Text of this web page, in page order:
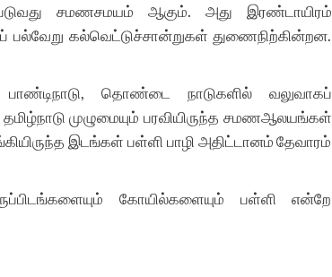
சமணசமயம் ஆகும். அது இரண்டாயிரம்
பல்வேறு கல்வெட்டுச்சான்றுகள் துணைநிற்கின்றன.
தொண்டை நாடுகளில் வலுவாகப்
முழுமையும் பரவியிருந்த சமணஆலயங்கள்
இடங்கள் பள்ளி பாழி அதிட்டானம் தேவாரம்
கோயில்களையும் பள்ளி என்றே